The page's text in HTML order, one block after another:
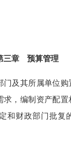
三章 预算管理
及其所属单位购
求，编制资产配
和财政部门批复